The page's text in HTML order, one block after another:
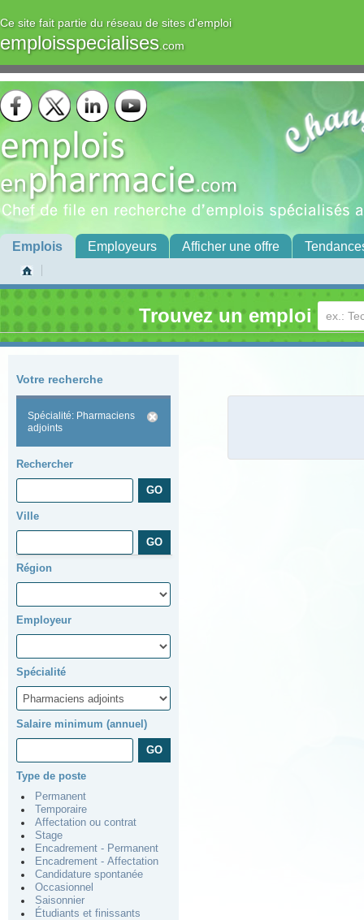
Ce site fait partie du réseau de sites d'emploi
emploisspecialises.com
Emplois Employeurs Afficher une offre
Trouvez un emploi
Votre recherche
Spécialité: Pharmaciens
adjoints
Rechercher
Ville
Région
Employeur
Spécialité
Salaire minimum (annuel)
Type de poste
Permanent
Temporaire
Affectation ou contrat
Stage
Encadrement - Permanent
Encadrement - Affectation
Candidature spontanée
Occasionnel
Saisonnier
Étudiants et finissants